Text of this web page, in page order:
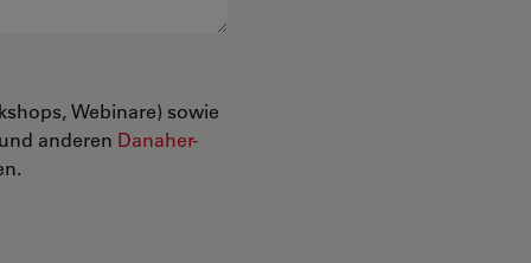
Webinare) sowie
anderen Danaher-